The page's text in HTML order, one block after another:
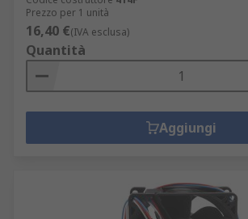
Prezzo per 1 unità
16,40 €(IVA esclusa)
Quantità
Aggiungi